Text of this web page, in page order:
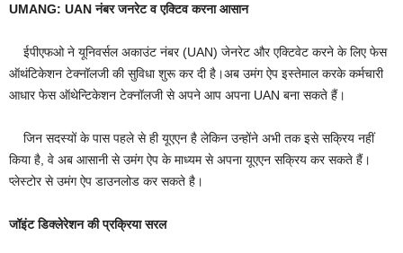
UMANG: UAN नंबर जनरेट व एक्टिव करना आसान
ईपीएफओ ने यूनिवर्सल अकाउंट नंबर (UAN) जेनरेट और एक्टिवेट करने के लिए फेस
ऑथंटिकेशन टेक्नॉलजी की सुविधा शुरू कर दी है।अब उमंग ऐप इस्तेमाल करके कर्मचारी
आधार फेस ऑथेन्टिकेशन टेक्नॉलजी से अपने आप अपना UAN बना सकते हैं।
जिन सदस्यों के पास पहले से ही यूएएन है लेकिन उन्होंने अभी तक इसे सक्रिय नहीं
किया है, वे अब आसानी से उमंग ऐप के माध्यम से अपना यूएएन सक्रिय कर सकते हैं।
प्लेस्टोर से उमंग ऐप डाउनलोड कर सकते है।
जॉइंट डिक्लेरेशन की प्रक्रिया सरल